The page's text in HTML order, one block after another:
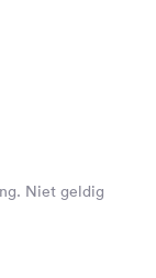
Niet geldig